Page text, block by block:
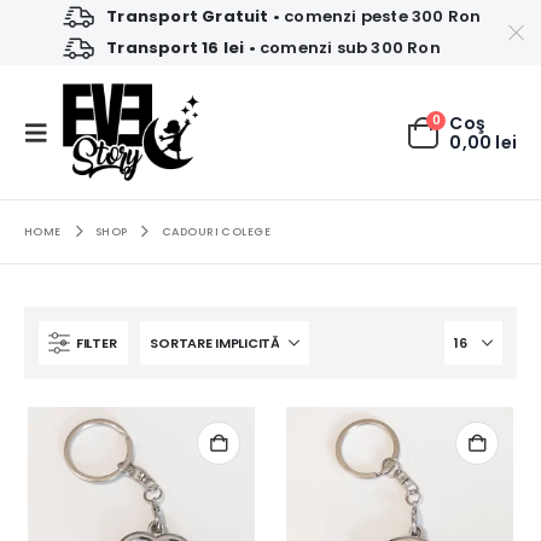
Transport Gratuit • comenzi peste 300 Ron
Transport 16 lei • comenzi sub 300 Ron
0 Coş
0,00 lei
HOME SHOP CADOURI COLEGE
FILTER